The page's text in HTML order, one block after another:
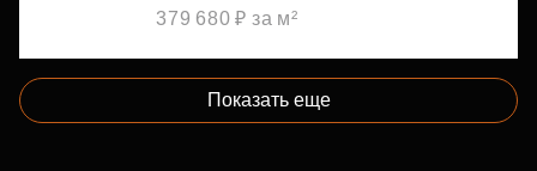
379 680 ₽ за м²
Показать еще